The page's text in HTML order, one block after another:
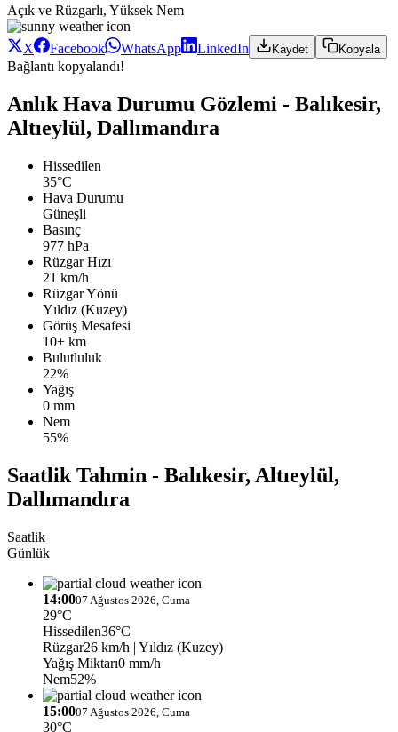
Açık ve Rüzgarlı, Yüksek Nem
X Facebook WhatsApp LinkedIn Kaydet Kopyala
Bağlantı kopyalandı!
Anlık Hava Durumu Gözlemi - Balıkesir,
Altıeylül, Dallımandıra
Hissedilen
35°C
Hava Durumu
Güneşli
Basınç
977 hPa
Rüzgar Hızı
21 km/h
Rüzgar Yönü
Yıldız (Kuzey)
Görüş Mesafesi
10+ km
Bulutluluk
22%
Yağış
0 mm
Nem
55%
Saatlik Tahmin - Balıkesir, Altıeylül,
Dallımandıra
Saatlik
Günlük
14:0007 Ağustos 2026, Cuma
29°C
Hissedilen36°C
Rüzgar26 km/h | Yıldız (Kuzey)
Yağış Miktarı0 mm/h
Nem52%
15:0007 Ağustos 2026, Cuma
30°C